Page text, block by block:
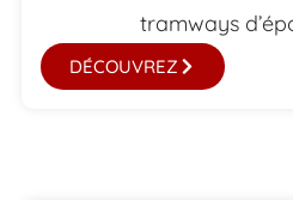
tramways
DÉCOUVREZ